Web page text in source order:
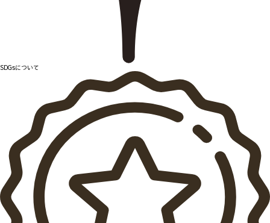
SDGsについて